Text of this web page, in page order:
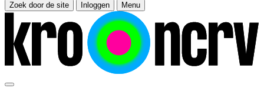
Zoek door de site Inloggen Menu